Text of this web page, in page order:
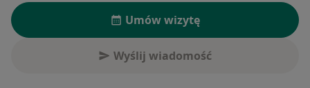
Umów wizytę
Wyślij wiadomość